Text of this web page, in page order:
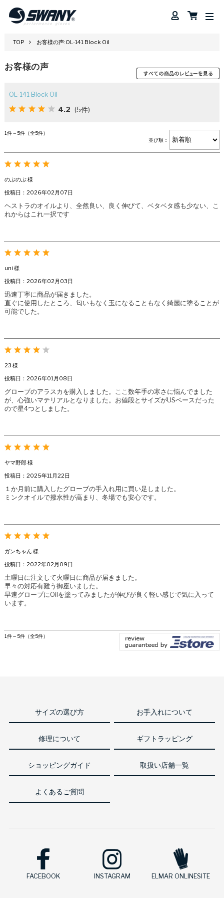
TOP お客様の声:OL-141 Block Oil
お客様の声
OL-141 Block Oil
4.2 (5件)
1件～5件（全5件）
並び順：
のぶのぶ 様
投稿日：2026年02月07日
ヘストラのオイルより、全然良い、良く伸びて、ベタベタ感も少ない、こ
れからはこれ一択です
uni 様
投稿日：2026年02月03日
迅速丁寧に商品が届きました。
直ぐに使用したところ、匂いもなく玉になることもなく綺麗に塗ることが
可能でした。
23 様
投稿日：2026年01月08日
グローブのアラスカを購入しました。ここ数年手の寒さに悩んでました
が、心強いマテリアルとなりました。お値段とサイズがUSベースだった
ので星4つとしました。
ヤマ野郎 様
投稿日：2025年11月22日
１か月前に購入したグローブの手入れ用に買い足しました。
ミンクオイルで撥水性が高まり、冬場でも安心です。
ガンちゃん 様
投稿日：2022年02月09日
土曜日に注文して火曜日に商品が届きました。
早々の対応有難う御座いました。
早速グローブにOilを塗ってみましたが伸びが良く軽い感じで気に入って
います。
1件～5件（全5件）
サイズの選び方 お手入れについて
修理について ギフトラッピング
ショッピングガイド 取扱い店舗一覧
よくあるご質問
FACEBOOK INSTAGRAM ELMAR ONLINESITE